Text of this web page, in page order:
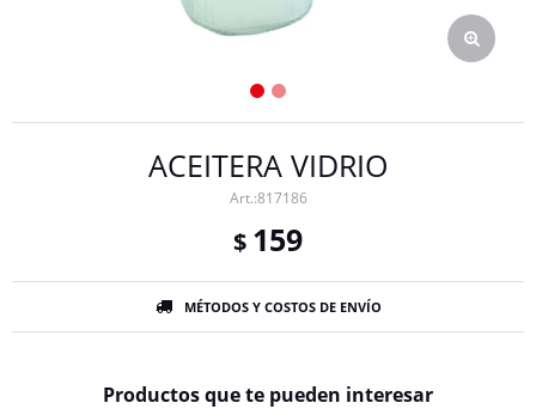
ACEITERA VIDRIO
817186
$ 159
MÉTODOS Y COSTOS DE ENVÍO
Productos que te pueden interesar